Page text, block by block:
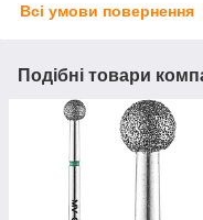
Всі умови повернення
Подібні товари